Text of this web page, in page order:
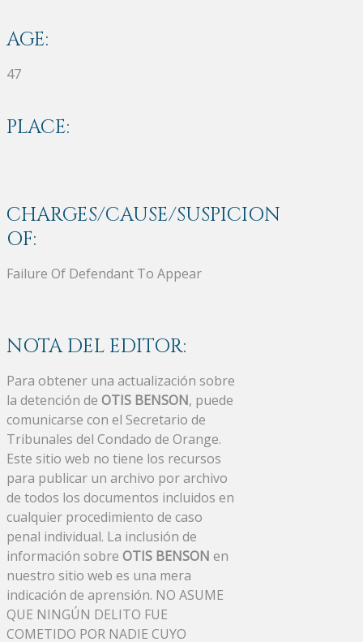
AGE:
47
PLACE:
CHARGES/CAUSE/SUSPICION
OF:
Failure Of Defendant To Appear
NOTA DEL EDITOR:
Para obtener una actualización sobre
la detención de OTIS BENSON, puede
comunicarse con el Secretario de
Tribunales del Condado de Orange.
Este sitio web no tiene los recursos
para publicar un archivo por archivo
de todos los documentos incluidos en
cualquier procedimiento de caso
penal individual. La inclusión de
información sobre OTIS BENSON en
nuestro sitio web es una mera
indicación de aprensión. NO ASUME
QUE NINGÚN DELITO FUE
COMETIDO POR NADIE CUYO